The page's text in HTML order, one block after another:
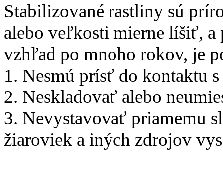
Stabilizované rastliny sú
alebo veľkosti mierne líšiť,
vzhľad po mnoho rokov, je
1. Nesmú prísť do kontaktu
2. Neskladovať alebo
3. Nevystavovať priamemu
žiaroviek a iných zdrojov